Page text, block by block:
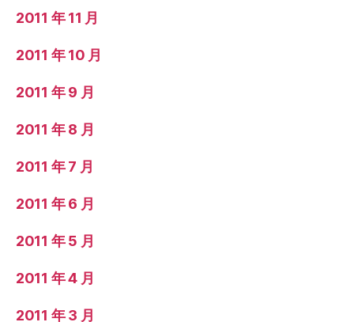
2011 年 11 月
2011 年 10 月
2011 年 9 月
2011 年 8 月
2011 年 7 月
2011 年 6 月
2011 年 5 月
2011 年 4 月
2011 年 3 月